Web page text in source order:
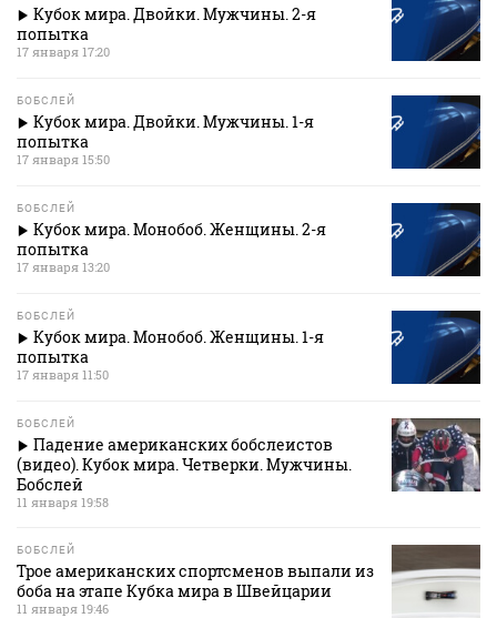
Кубок мира. Двойки. Мужчины. 2-я
попытка
17 января 17:20
БОБСЛЕЙ
Кубок мира. Двойки. Мужчины. 1-я
попытка
17 января 15:50
БОБСЛЕЙ
Кубок мира. Монобоб. Женщины. 2-я
попытка
17 января 13:20
БОБСЛЕЙ
Кубок мира. Монобоб. Женщины. 1-я
попытка
17 января 11:50
БОБСЛЕЙ
Падение американских бобслеистов
(видео). Кубок мира. Четверки. Мужчины.
Бобслей
11 января 19:58
БОБСЛЕЙ
Трое американских спортсменов выпали из
боба на этапе Кубка мира в Швейцарии
11 января 19:46